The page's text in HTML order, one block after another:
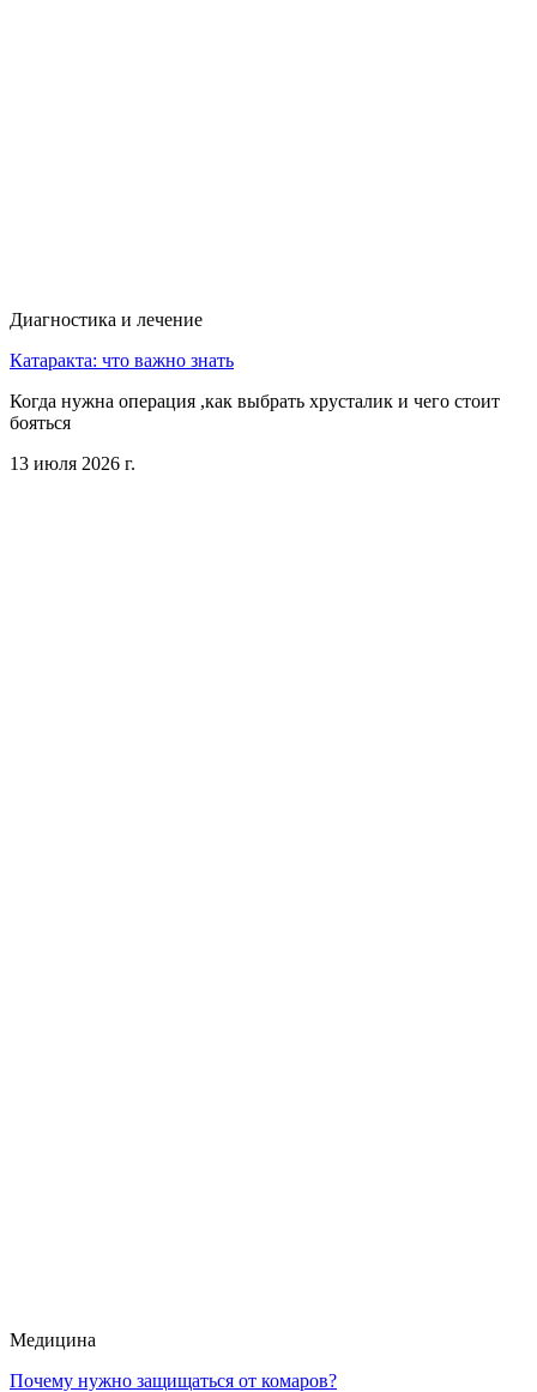
Диагностика и лечение
Катаракта: что важно знать
Когда нужна операция ,как выбрать хрусталик и чего стоит
бояться
13 июля 2026 г.
Медицина
Почему нужно защищаться от комаров?